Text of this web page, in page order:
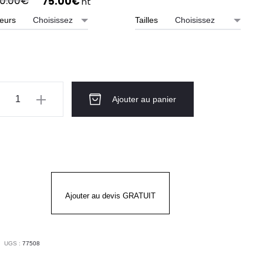
initial
Tailles
Ajouter au panier
Ajouter au devis GRATUIT
UGS : 77508